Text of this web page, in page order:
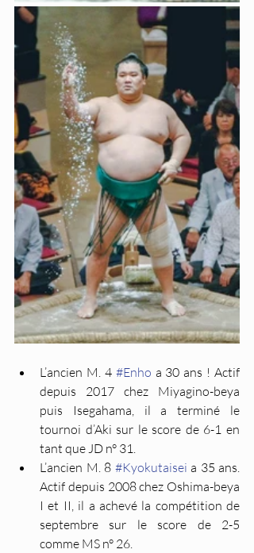
L’ancien M. 4 #Enho a 30 ans ! Actif
depuis 2017 chez Miyagino-beya
puis Isegahama, il a terminé le
tournoi d’Aki sur le score de 6-1 en
tant que JD n° 31.
L’ancien M. 8 #Kyokutaisei a 35 ans.
Actif depuis 2008 chez Oshima-beya
I et II, il a achevé la compétition de
septembre sur le score de 2-5
comme MS n° 26.